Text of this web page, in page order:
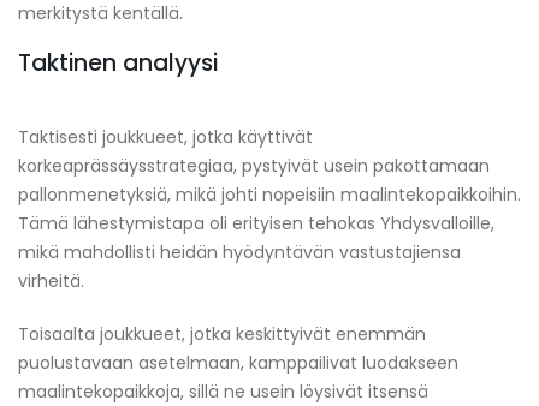
merkitystä kentällä.
Taktinen analyysi
Taktisesti joukkueet, jotka käyttivät
korkeaprässäysstrategiaa, pystyivät usein pakottamaan
pallonmenetyksiä, mikä johti nopeisiin maalintekopaikkoihin.
Tämä lähestymistapa oli erityisen tehokas Yhdysvalloille,
mikä mahdollisti heidän hyödyntävän vastustajiensa
virheitä.
Toisaalta joukkueet, jotka keskittyivät enemmän
puolustavaan asetelmaan, kamppailivat luodakseen
maalintekopaikkoja, sillä ne usein löysivät itsensä